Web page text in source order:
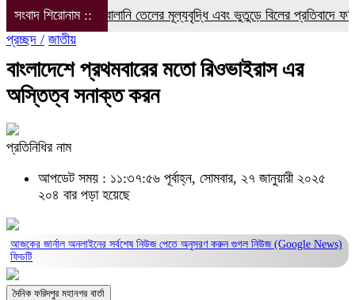
সংবাদ শিরোনাম ::
বিদ্যুৎ, গ্যাস ও জ্বালানি তেলের মূল্যবৃদ্ধি এবং ভুতুড়ে বিলের প্রতিবাদে
প্রচ্ছদ / জাতীয়
বাংলাদেশে প্রথমবারের মতো রিওভাইরাস এর
অস্তিত্ব সনাক্ত করন
প্রতিনিধির নাম
আপডেট সময় : ১১:৩৭:৫৬ পূর্বাহ্ন, সোমবার, ২৭ জানুয়ারী ২০২৫
২০৪ বার পড়া হয়েছে
আজকের জার্নাল অনলাইনের সর্বশেষ নিউজ পেতে অনুসরণ করুন গুগল নিউজ (Google News)
ফিডটি
দৈনিক ফরিদপুর মহানগর বার্তা